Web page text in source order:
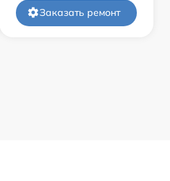
Заказать ремонт